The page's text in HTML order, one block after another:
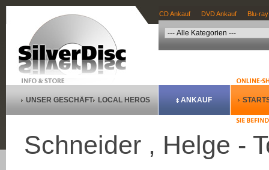
CD Ankauf DVD Ankauf Blu-
UNSER GESCHÄFT LOCAL HEROS ANKAUF
Schneider , Helge -